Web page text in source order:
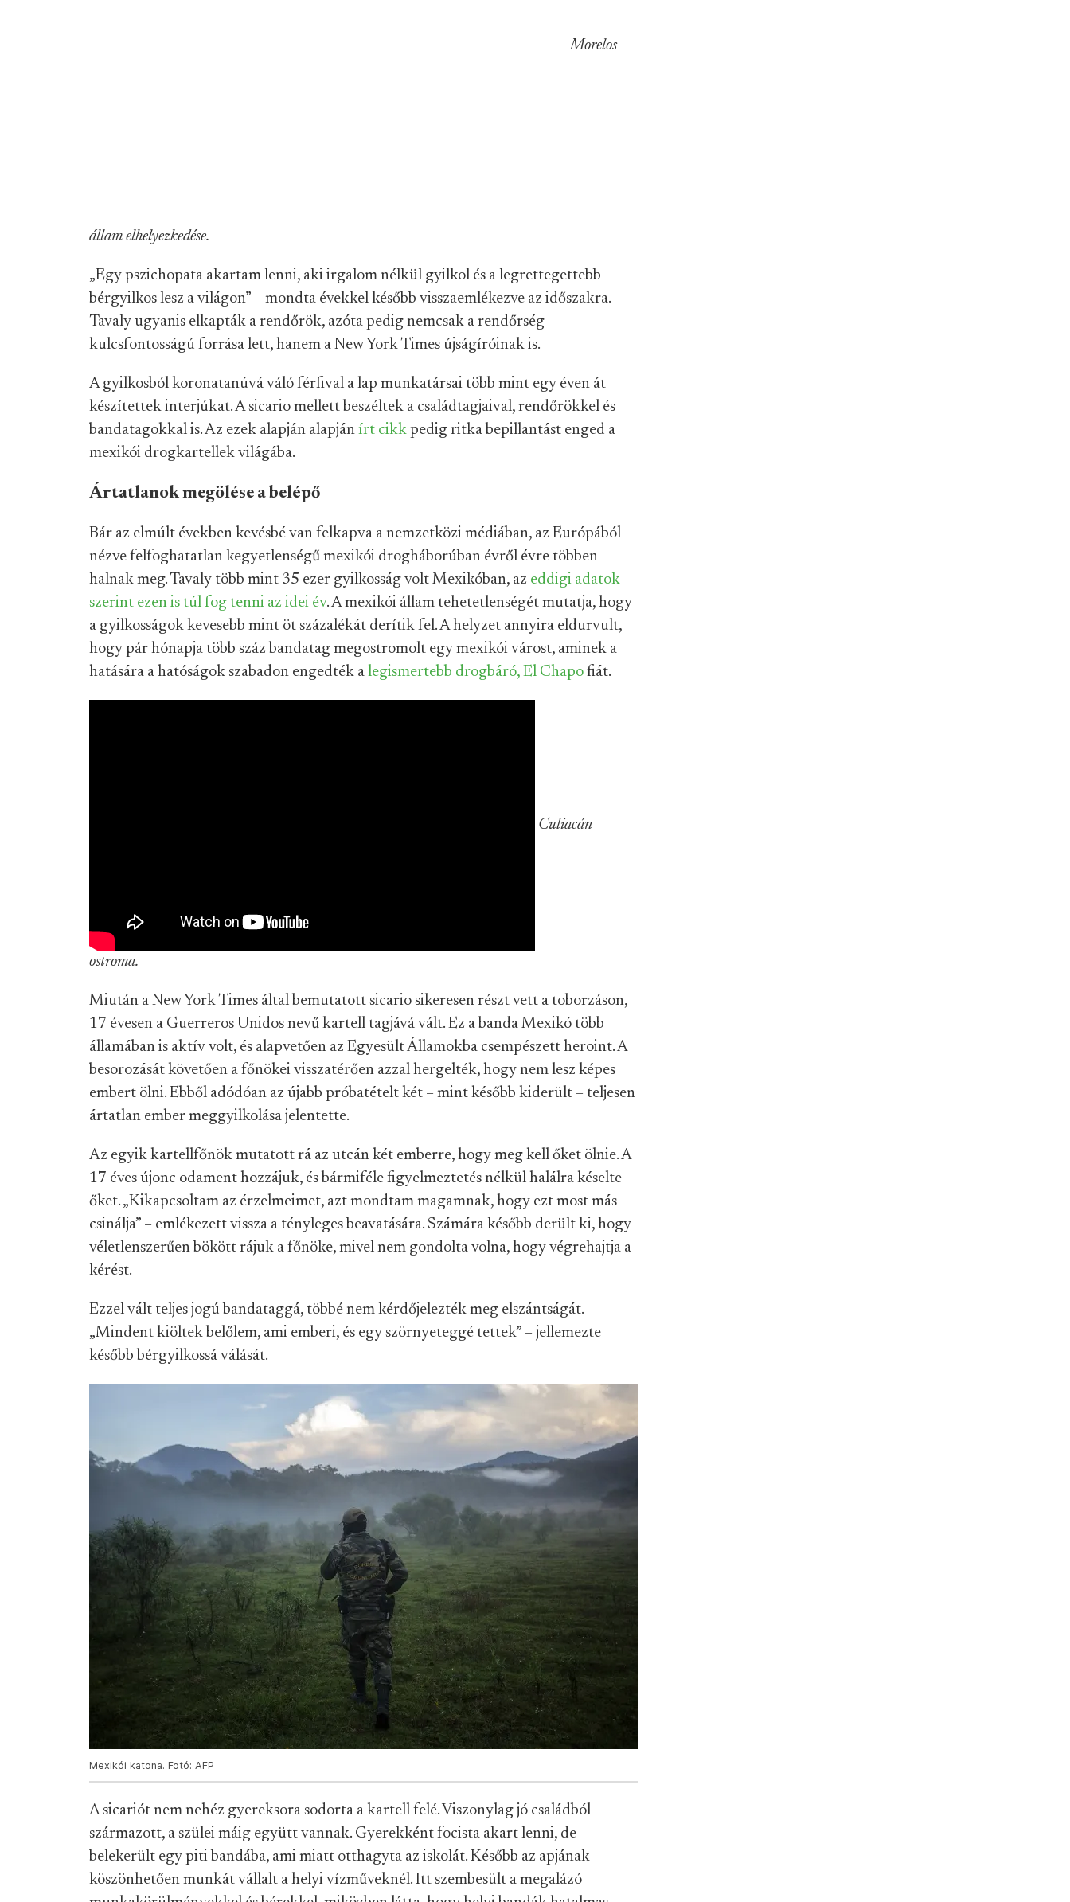
Morelos
állam elhelyezkedése.
„Egy pszichopata akartam lenni, aki irgalom nélkül gyilkol és a legrettegettebb
bérgyilkos lesz a világon” – mondta évekkel később visszaemlékezve az időszakra.
Tavaly ugyanis elkapták a rendőrök, azóta pedig nemcsak a rendőrség
kulcsfontosságú forrása lett, hanem a New York Times újságíróinak is.
A gyilkosból koronatanúvá váló férfival a lap munkatársai több mint egy éven át
készítettek interjúkat. A sicario mellett beszéltek a családtagjaival, rendőrökkel és
bandatagokkal is. Az ezek alapján alapján írt cikk pedig ritka bepillantást enged a
mexikói drogkartellek világába.
Ártatlanok megölése a belépő
Bár az elmúlt években kevésbé van felkapva a nemzetközi médiában, az Európából
nézve felfoghatatlan kegyetlenségű mexikói drogháborúban évről évre többen
halnak meg. Tavaly több mint 35 ezer gyilkosság volt Mexikóban, az eddigi adatok
szerint ezen is túl fog tenni az idei év. A mexikói állam tehetetlenségét mutatja, hogy
a gyilkosságok kevesebb mint öt százalékát derítik fel. A helyzet annyira eldurvult,
hogy pár hónapja több száz bandatag megostromolt egy mexikói várost, aminek a
hatására a hatóságok szabadon engedték a legismertebb drogbáró, El Chapo fiát.
Culiacán
ostroma.
Miután a New York Times által bemutatott sicario sikeresen részt vett a toborzáson,
17 évesen a Guerreros Unidos nevű kartell tagjává vált. Ez a banda Mexikó több
államában is aktív volt, és alapvetően az Egyesült Államokba csempészett heroint. A
besorozását követően a főnökei visszatérően azzal hergelték, hogy nem lesz képes
embert ölni. Ebből adódóan az újabb próbatételt két – mint később kiderült – teljesen
ártatlan ember meggyilkolása jelentette.
Az egyik kartellfőnök mutatott rá az utcán két emberre, hogy meg kell őket ölnie. A
17 éves újonc odament hozzájuk, és bármiféle figyelmeztetés nélkül halálra késelte
őket. „Kikapcsoltam az érzelmeimet, azt mondtam magamnak, hogy ezt most más
csinálja” – emlékezett vissza a tényleges beavatására. Számára később derült ki, hogy
véletlenszerűen bökött rájuk a főnöke, mivel nem gondolta volna, hogy végrehajtja a
kérést.
Ezzel vált teljes jogú bandataggá, többé nem kérdőjelezték meg elszántságát.
„Mindent kiöltek belőlem, ami emberi, és egy szörnyeteggé tettek” – jellemezte
később bérgyilkossá válását.
Mexikói katona. Fotó: AFP
A sicariót nem nehéz gyereksora sodorta a kartell felé. Viszonylag jó családból
származott, a szülei máig együtt vannak. Gyerekként focista akart lenni, de
belekerült egy piti bandába, ami miatt otthagyta az iskolát. Később az apjának
köszönhetően munkát vállalt a helyi vízműveknél. Itt szembesült a megalázó